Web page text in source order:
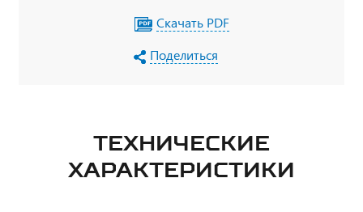
Скачать PDF
Поделиться
ТЕХНИЧЕСКИЕ
ХАРАКТЕРИСТИКИ